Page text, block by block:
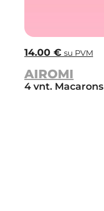
14.00 € su PVM
AIROMI
4 vnt. Macarons